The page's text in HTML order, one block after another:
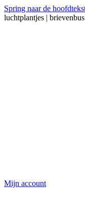
Spring naar de
luchtplantjes |
Mijn account